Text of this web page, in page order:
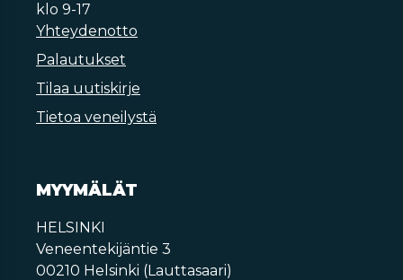
klo 9-17
Yhteydenotto
Palautukset
Tilaa uutiskirje
Tietoa veneilystä
MYYMÄLÄT
HELSINKI
Veneentekijäntie 3
00210 Helsinki (Lauttasaari)